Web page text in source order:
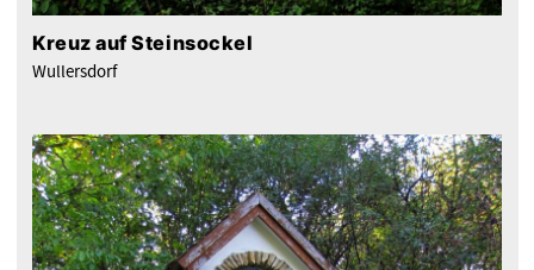
Kreuz auf Steinsockel
Wullersdorf